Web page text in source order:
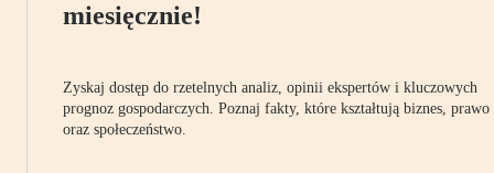
miesięcznie!
Zyskaj dostęp do rzetelnych analiz, opinii ekspertów i kluczowych
prognoz gospodarczych. Poznaj fakty, które kształtują biznes, prawo
oraz społeczeństwo.